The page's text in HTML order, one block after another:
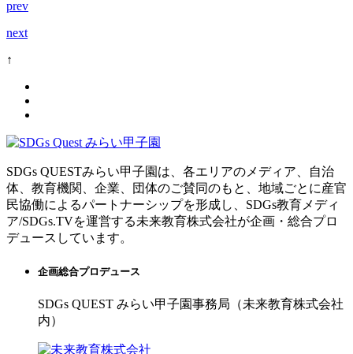
prev
next
↑
SDGs QUESTみらい甲子園は、各エリアのメディア、自治
体、教育機関、企業、団体のご賛同のもと、地域ごとに産官
民協働によるパートナーシップを形成し、SDGs教育メディ
ア/SDGs.TVを運営する未来教育株式会社が企画・総合プロ
デュースしています。
企画総合プロデュース
SDGs QUEST みらい甲子園事務局（未来教育株式会社
内）